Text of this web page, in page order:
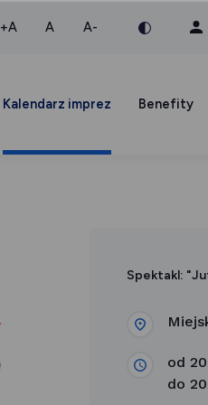
+Awiększa czcionka
Anormalna czcionka
A-mniejsza czcionka
Kalendarz imprez Benefity
Spektakl:
od
do